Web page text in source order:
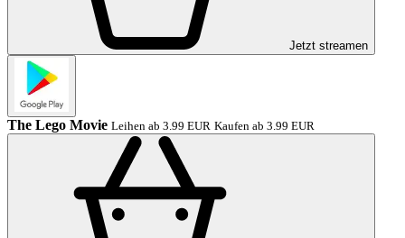
Jetzt streamen
The Lego Movie Leihen ab 3.99 EUR Kaufen ab 3.99 EUR